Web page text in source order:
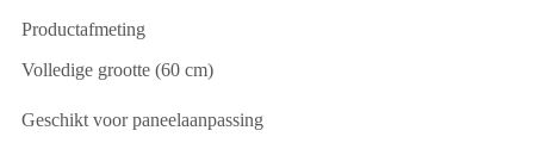
Productafmeting
Volledige grootte (60 cm)
Geschikt voor paneelaanpassing